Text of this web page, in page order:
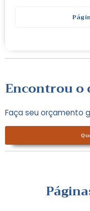
Encontrou o
Faça seu orçamento